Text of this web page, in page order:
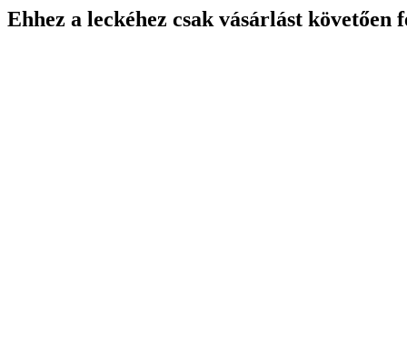
Ehhez a leckéhez csak vásárlást követően